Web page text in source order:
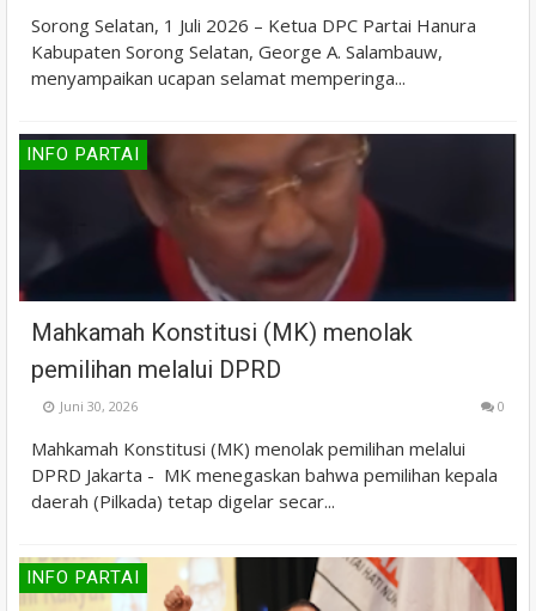
Sorong Selatan, 1 Juli 2026 – Ketua DPC Partai Hanura
Kabupaten Sorong Selatan, George A. Salambauw,
menyampaikan ucapan selamat memperinga...
INFO PARTAI
Mahkamah Konstitusi (MK) menolak
pemilihan melalui DPRD
Juni 30, 2026 0
Mahkamah Konstitusi (MK) menolak pemilihan melalui
DPRD Jakarta - MK menegaskan bahwa pemilihan kepala
daerah (Pilkada) tetap digelar secar...
INFO PARTAI